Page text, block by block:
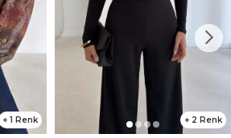
1 2